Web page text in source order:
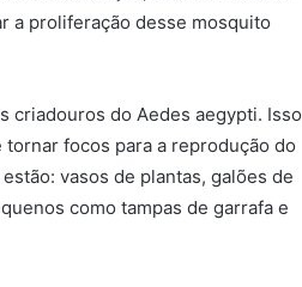
a proliferação desse mosquito
criadouros do Aedes aegypti. Isso
focos para a reprodução do
vasos de plantas, galões de
como tampas de garrafa e